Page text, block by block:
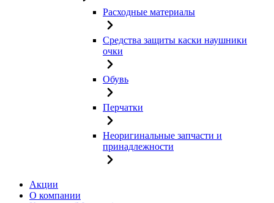
Расходные материалы
Средства защиты каски наушники
очки
Обувь
Перчатки
Неоригинальные запчасти и
принадлежности
Акции
О компании